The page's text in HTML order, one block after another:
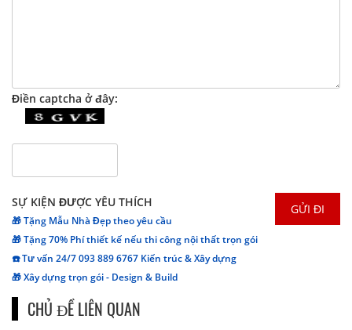
Điền captcha ở đây:
SỰ KIỆN ĐƯỢC YÊU THÍCH
🎁 Tặng Mẫu Nhà Đẹp theo yêu cầu
🎁 Tặng 70% Phí thiết kế nếu thi công nội thất trọn gói
☎️ Tư vấn 24/7 093 889 6767 Kiến trúc & Xây dựng
🎁 Xây dựng trọn gói - Design & Build
CHỦ ĐỀ LIÊN QUAN